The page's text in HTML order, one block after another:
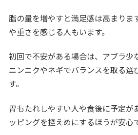
脂の量を増やすと満足感は高まりま
や重さを感じる人もいます。
初回で不安がある場合は、アブラ少
ニンニクやネギでバランスを取る選
す。
胃もたれしやすい人や食後に予定が
ッピングを控えめにするほうが安心